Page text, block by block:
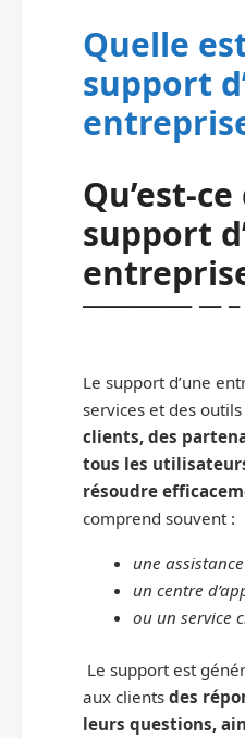
Quelle
support
Qu’est-
support
Le support d’une
services et des
clients, des
tous les
résoudre
comprend souvent :
une
un centre
ou un service
Le support est
aux clients des
leurs questions,